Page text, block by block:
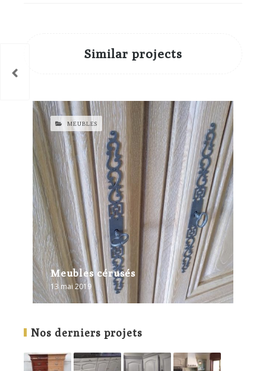
Similar projects
13 mai 2019
Meubles cérusés
MEUBLES
Nos derniers projets